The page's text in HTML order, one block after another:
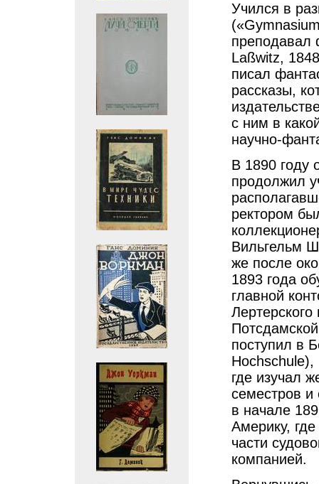
Учился в
преподавал
Laßwitz,
писал
рассказы,
с ним в
научно-
В 1890 году
продолжил
ректором
Вильгельм
же после
1893 года
главной
поступил в
где изучал
семестров и
в начале
Америку, где
части
компанией.